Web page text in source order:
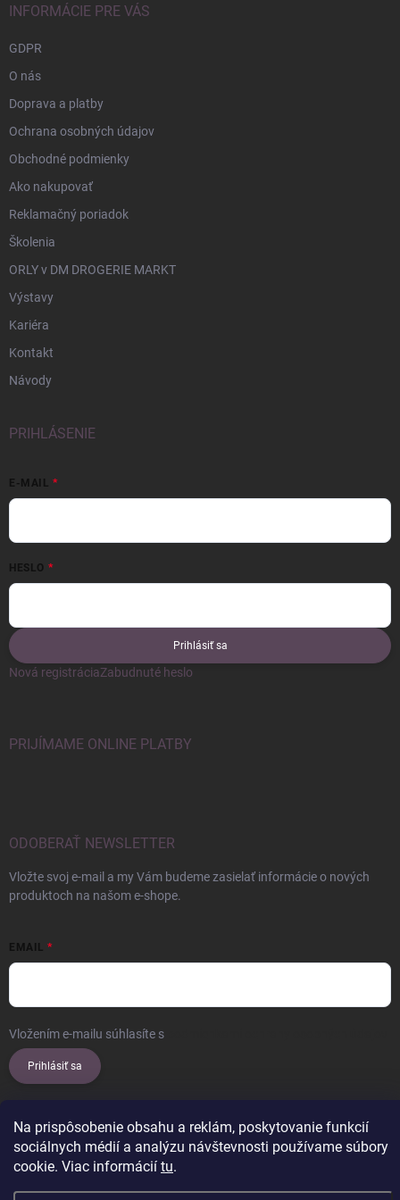
Na prispôsobenie obsahu a reklám, poskytovanie funkcií
sociálnych médií a analýzu návštevnosti používame súbory
cookie. Viac informácií tu.
INFORMÁCIE PRE VÁS
GDPR
O nás
Doprava a platby
Ochrana osobných údajov
Obchodné podmienky
Ako nakupovať
Reklamačný poriadok
Školenia
ORLY v DM DROGERIE MARKT
Výstavy
Kariéra
Kontakt
Návody
PRIHLÁSENIE
E-MAIL
HESLO
Prihlásiť sa
Nová registráciaZabudnuté heslo
PRIJÍMAME ONLINE PLATBY
ODOBERAŤ NEWSLETTER
Vložte svoj e-mail a my Vám budeme zasielať informácie o nových
produktoch na našom e-shope.
EMAIL
Vložením e-mailu súhlasíte s
Prihlásiť sa
Vytvoril Shoptet
Copyright 2026ERROW . Všetky práva vyhradené. Upraviť nastavenie